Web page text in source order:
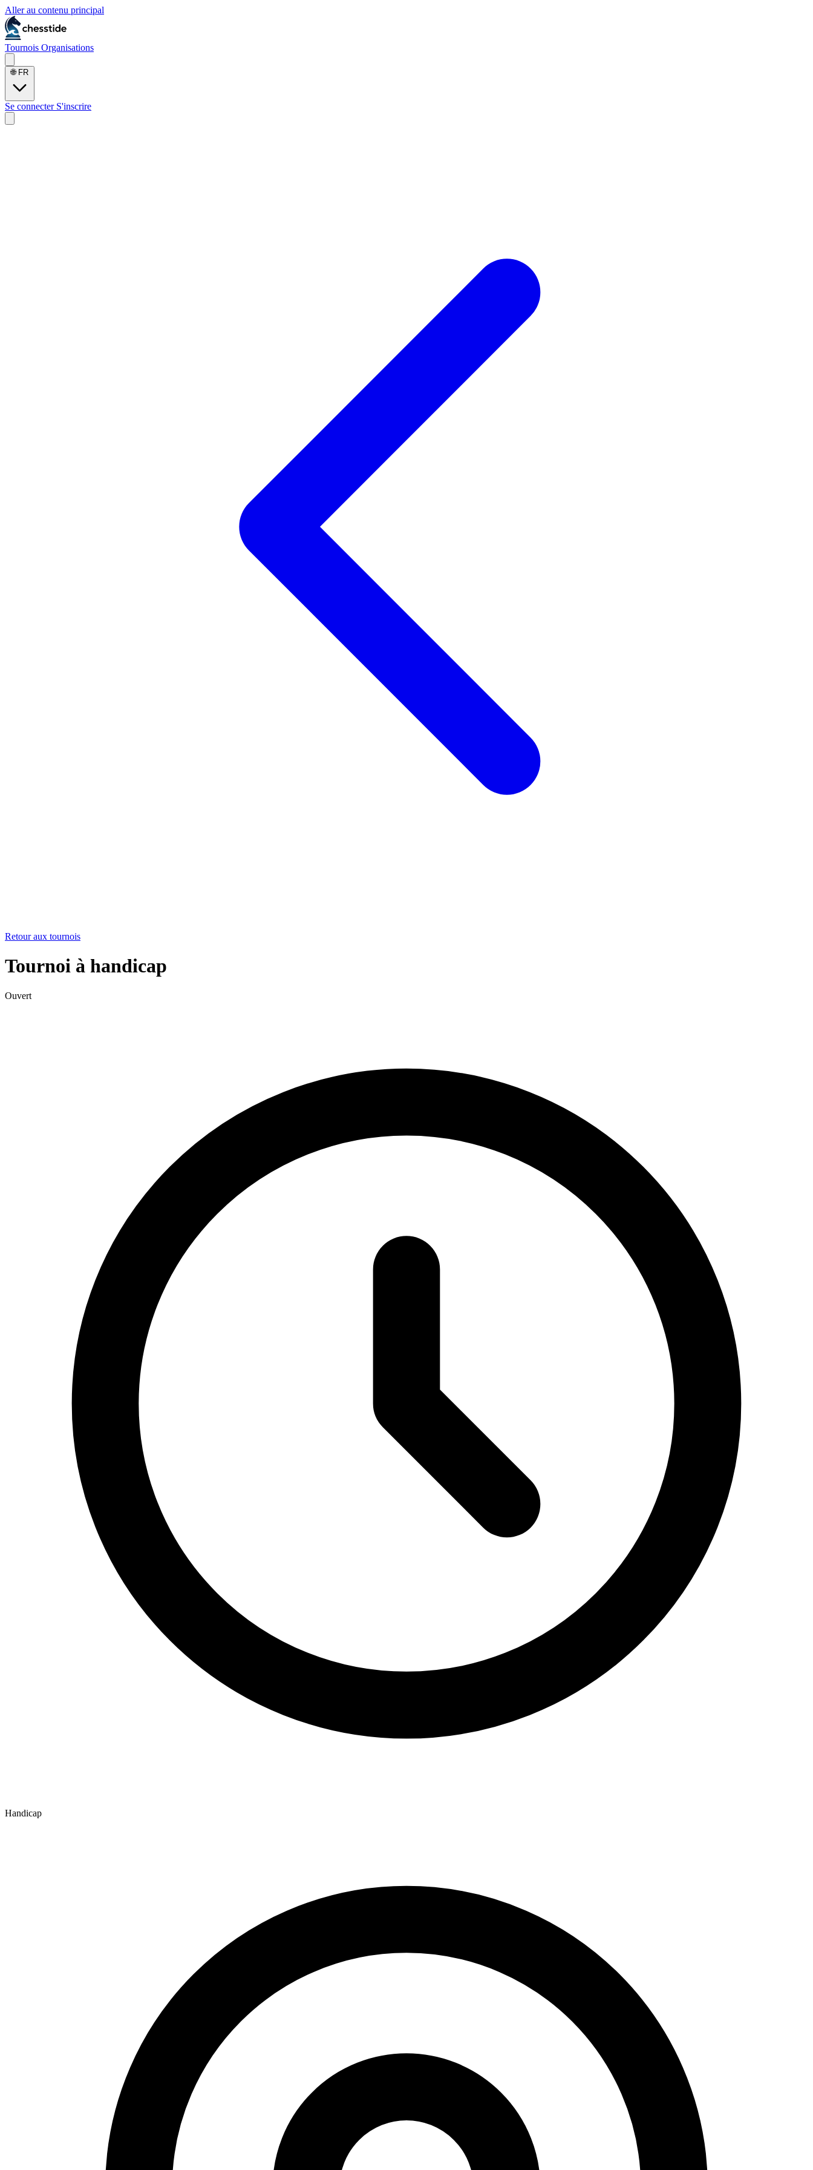
Aller au contenu principal
Tournois Organisations
🌐 FR
Se connecter S'inscrire
Retour aux tournois
Tournoi à handicap
Ouvert
Handicap